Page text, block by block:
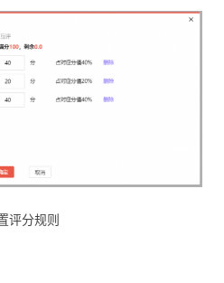
评分规则